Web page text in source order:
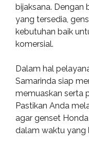
bijaksana. Dengan
yang tersedia,
kebutuhan baik
komersial.
Dalam hal
Samarinda siap
memuaskan serta
Pastikan Anda
agar genset
dalam waktu yang